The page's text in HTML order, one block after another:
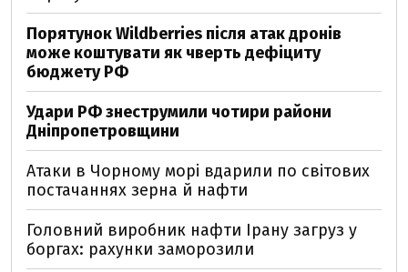
Порятунок Wildberries після атак дронів
може коштувати як чверть дефіциту
бюджету РФ
Удари РФ знеструмили чотири райони
Дніпропетровщини
Атаки в Чорному морі вдарили по світових
постачаннях зерна й нафти
Головний виробник нафти Ірану загруз у
боргах: рахунки заморозили